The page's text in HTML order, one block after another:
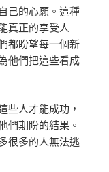
己的心願。這種
真正的享受人
都盼望每一個新
他們把這些看成
些人才能成功，
們期盼的結果。
很多的人無法逃